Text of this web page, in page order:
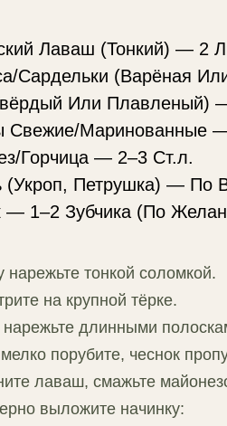
Лаваш (Тонкий) — 2
Сардельки (Варёная
Или Плавленый)
Свежие/Маринованные
Горчица — 2–3 Ст.л.
(Укроп, Петрушка) — По
— 1–2 Зубчика (По
нарежьте тонкой соломкой.
на крупной тёрке.
длинными
порубите, чеснок
лаваш, смажьте
выложите начинку: